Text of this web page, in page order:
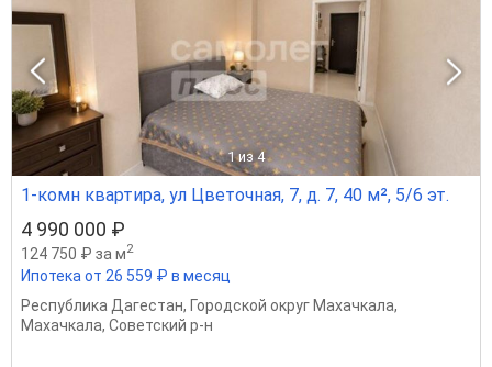
1 из 4
1-комн квартира, ул Цветочная, 7, д. 7, 40 м², 5/6 эт.
4 990 000 ₽
124 750 ₽ за м2
Ипотека от 26 559 ₽ в месяц
Республика Дагестан, Городской округ Махачкала,
Махачкала, Советский р-н